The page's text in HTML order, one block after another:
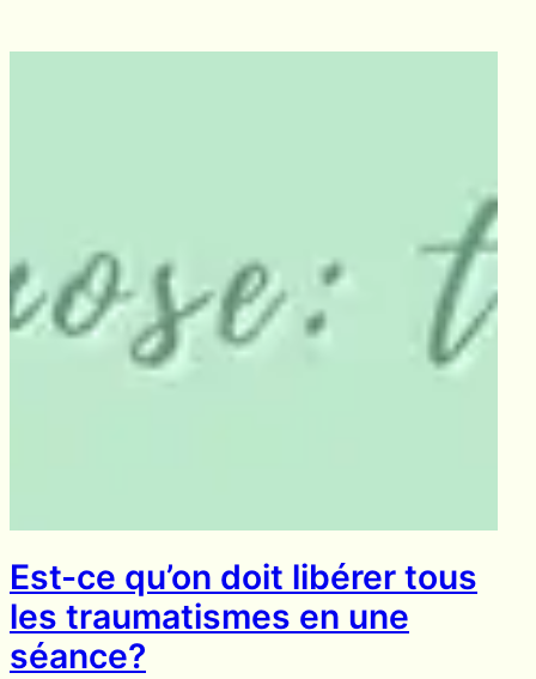
Est-ce qu’on doit libérer tous
les traumatismes en une
séance?